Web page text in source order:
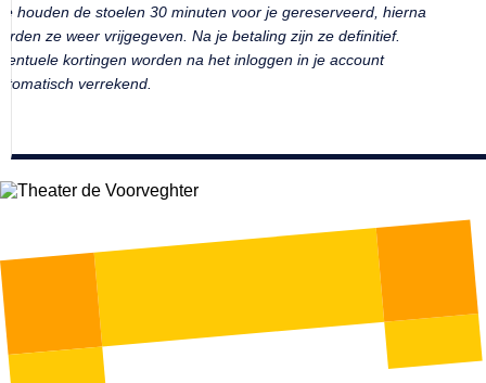
houden de stoelen 30 minuten voor je gereserveerd, hierna
ze weer vrijgegeven. Na je betaling zijn ze definitief.
kortingen worden na het inloggen in je account
verrekend.